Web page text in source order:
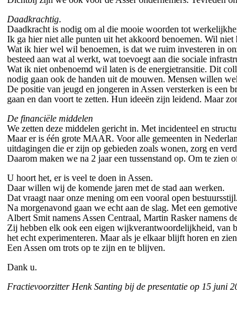
Daadkrachtig.
Daadkracht is nodig om al die mooie woorden tot
Ik ga hier niet alle punten uit het akkoord benoemen. Wil
Wat ik hier wel wil benoemen, is dat we ruim investeren in
besteed aan wat al werkt, wat toevoegt aan die sociale
Wat ik niet onbenoemd wil laten is de energietransitie. Dit
nodig gaan ook de handen uit de mouwen. Mensen willen
De positie van jeugd en jongeren in Assen versterken is een
gaan en dan voort te zetten. Hun ideeën zijn leidend. Maar
De financiële middelen
We zetten deze middelen gericht in. Met incidenteel en
Maar er is één grote MAAR. Voor alle gemeenten in
uitdagingen die er zijn op gebieden zoals wonen, zorg en
Daarom maken we na 2 jaar een tussenstand op. Om te
U hoort het, er is veel te doen in Assen.
Daar willen wij de komende jaren met de stad aan werken.
Dat vraagt naar onze mening om een vooral open
Na morgenavond gaan we echt aan de slag. Met een
Albert Smit namens Assen Centraal, Martin Rasker namens
Zij hebben elk ook een eigen wijkverantwoordelijkheid, van
het echt experimenteren. Maar als je elkaar blijft horen en
Een Assen om trots op te zijn en te blijven.
Dank u.
Fractievoorzitter Henk Santing bij de presentatie op 15 juni